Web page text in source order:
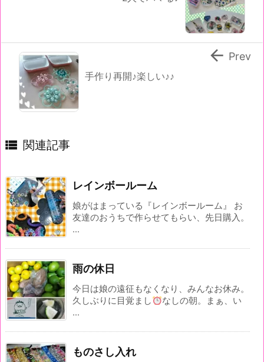
手作り再開♪楽しい♪♪
 Prev
 関連記事
レインボールーム
娘がはまっている『レインボールーム』 お
友達のおうちで作らせてもらい、先日購入。
...
雨の休日
今日は娘の遠征もなくなり、みんなお休み。
久しぶりに目覚まし
なしの朝。まぁ、い
...
ものさし入れ